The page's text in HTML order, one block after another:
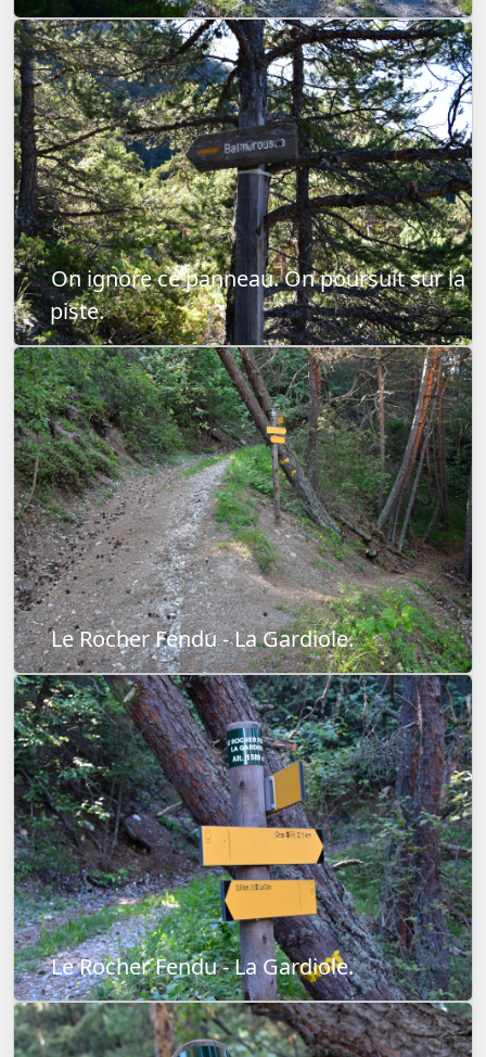
On ignore ce panneau. On poursuit sur la
piste.
Le Rocher Fendu - La Gardiole.
Le Rocher Fendu - La Gardiole.